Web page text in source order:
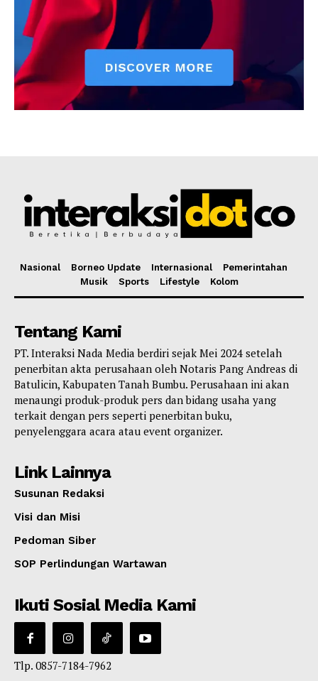
Nasional Borneo Update Internasional
Pemerintahan
Musik
Sports Lifestyle Kolom
Tentang Kami
PT. Interaksi Nada Media berdiri sejak Mei 2024 setelah
penerbitan akta perusahaan oleh Notaris Pang Andreas di
Batulicin, Kabupaten Tanah Bumbu. Perusahaan ini akan
menaungi produk-produk pers dan bidang usaha yang
terkait dengan pers seperti penerbitan buku,
penyelenggara acara atau event organizer.
Link Lainnya
Susunan Redaksi
Visi dan Misi
Pedoman Siber
SOP Perlindungan Wartawan
Ikuti Sosial Media Kami
Tlp. 0857-7184-7962